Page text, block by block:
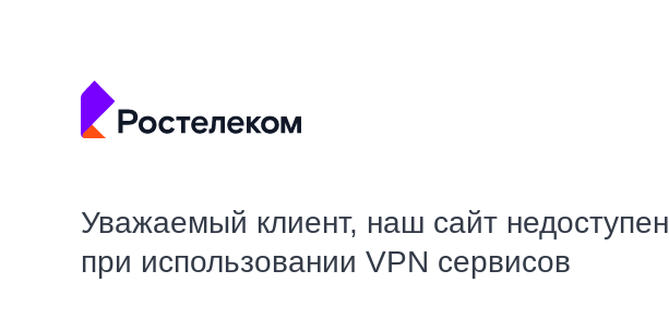
Уважаемый клиент, наш сайт недоступен
при использовании VPN сервисов